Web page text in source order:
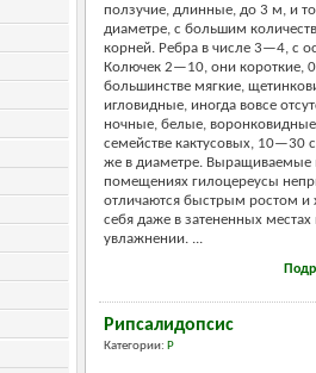
ползучие, длинные, до 3 м, и
диаметре, с большим
корней. Ребра в числе 3—4, с
Колючек 2—10, они короткие,
большинстве мягкие,
игловидные, иногда вовсе
ночные, белые,
семействе кактусовых, 10—30
же в диаметре. Выращиваемые
помещениях гилоцереусы
отличаются быстрым ростом и
себя даже в затененных
увлажнении. ...
Рипсалидопсис
Категории: Р